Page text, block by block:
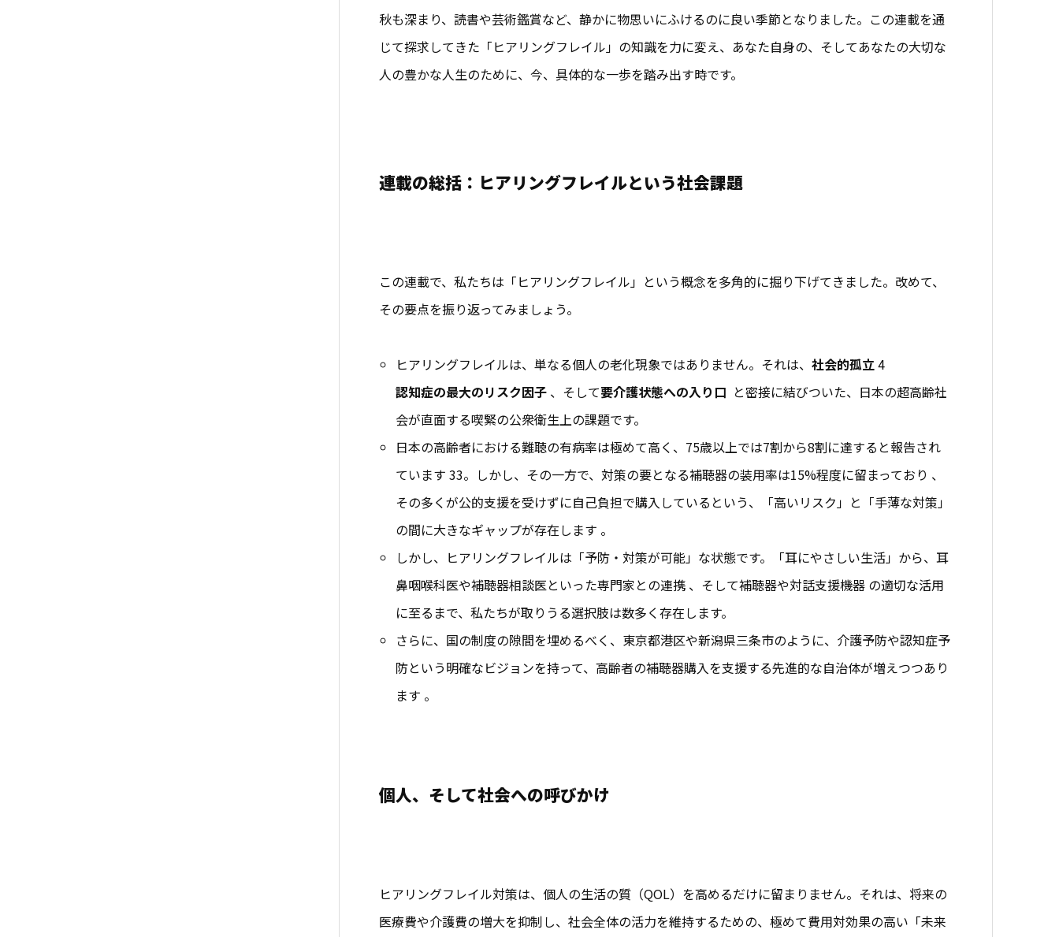
秋も深まり、読書や芸術鑑賞など、静かに物思いにふけるのに良い季節となりました。この連載を通
じて探求してきた「ヒアリングフレイル」の知識を力に変え、あなた自身の、そしてあなたの大切な
人の豊かな人生のために、今、具体的な一歩を踏み出す時です。
連載の総括：ヒアリングフレイルという社会課題
この連載で、私たちは「ヒアリングフレイル」という概念を多角的に掘り下げてきました。改めて、
その要点を振り返ってみましょう。
ヒアリングフレイルは、単なる個人の老化現象ではありません。それは、 社会的孤立 4
認知症の最大のリスク因子 、そして要介護状態への入り口 と密接に結びついた、日本の超高齢社
会が直面する喫緊の公衆衛生上の課題です。
日本の高齢者における難聴の有病率は極めて高く、75歳以上では7割から8割に達すると報告され
ています 33。しかし、その一方で、対策の要となる補聴器の装用率は15%程度に留まっており 、
その多くが公的支援を受けずに自己負担で購入しているという、「高いリスク」と「手薄な対策」
の間に大きなギャップが存在します 。
しかし、ヒアリングフレイルは「予防・対策が可能」な状態です。「耳にやさしい生活」 から、耳
鼻咽喉科医や補聴器相談医といった専門家との連携 、そして補聴器や対話支援機器 の適切な活用
に至るまで、私たちが取りうる選択肢は数多く存在します。
さらに、国の制度の隙間を埋めるべく、東京都港区や新潟県三条市のように、介護予防や認知症予
防という明確なビジョンを持って、高齢者の補聴器購入を支援する先進的な自治体が増えつつあり
ます 。
個人、そして社会への呼びかけ
ヒアリングフレイル対策は、個人の生活の質（QOL）を高めるだけに留まりません。それは、将来の
医療費や介護費の増大を抑制し、社会全体の活力を維持するための、極めて費用対効果の高い「未来